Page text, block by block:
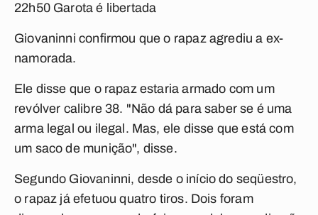
22h50 Garota é libertada
Giovaninni confirmou que o rapaz agrediu a ex-
namorada.
Ele disse que o rapaz estaria armado com um
revólver calibre 38. "Não dá para saber se é uma
arma legal ou ilegal. Mas, ele disse que está com
um saco de munição", disse.
Segundo Giovaninni, desde o início do seqüestro,
o rapaz já efetuou quatro tiros. Dois foram